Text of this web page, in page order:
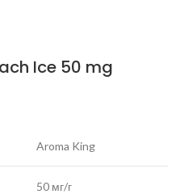
Ice 50 mg
Aroma King
50 мг/г